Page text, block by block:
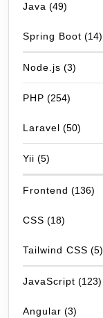
Java (49)
Spring Boot (14)
Node.js (3)
PHP (254)
Laravel (50)
Yii (5)
Frontend (136)
CSS (18)
Tailwind CSS (5)
JavaScript (123)
Angular (3)